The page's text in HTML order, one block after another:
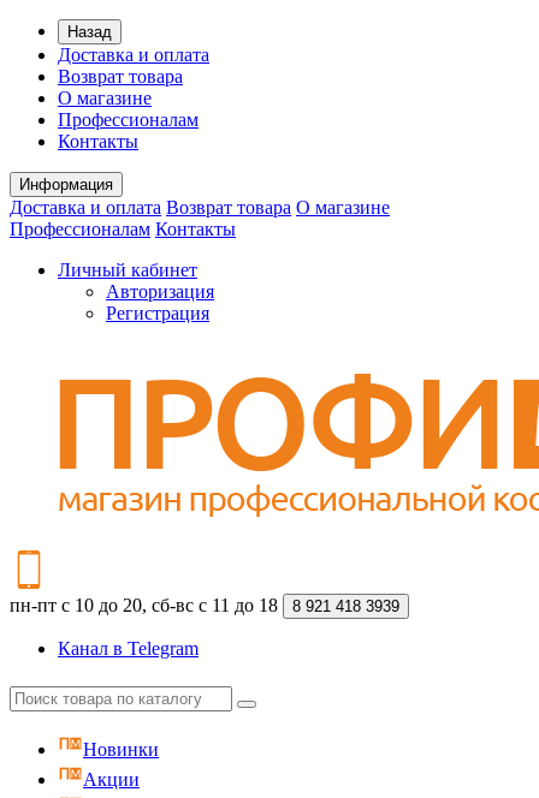
Назад
Доставка и оплата
Возврат товара
О магазине
Профессионалам
Контакты
Информация
Доставка и оплата Возврат товара О магазине
Профессионалам Контакты
Личный кабинет
Авторизация
Регистрация
пн-пт с 10 до 20, сб-вс с 11 до 18 8 921 418 3939
Канал в Telegram
Новинки
Акции